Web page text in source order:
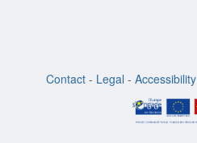
Contact - Legal - Accessibility